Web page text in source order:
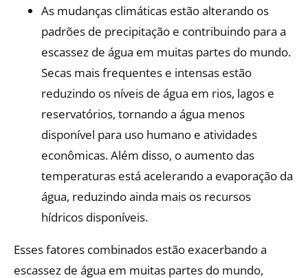
As mudanças climáticas estão alterando os
padrões de precipitação e contribuindo para a
escassez de água em muitas partes do mundo.
Secas mais frequentes e intensas estão
reduzindo os níveis de água em rios, lagos e
reservatórios, tornando a água menos
disponível para uso humano e atividades
econômicas. Além disso, o aumento das
temperaturas está acelerando a evaporação da
água, reduzindo ainda mais os recursos
hídricos disponíveis.
Esses fatores combinados estão exacerbando a
escassez de água em muitas partes do mundo,